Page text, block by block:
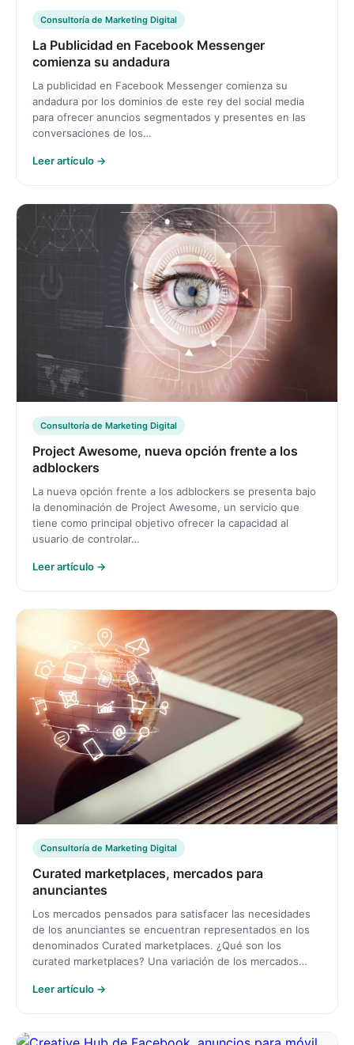
Consultoría de Marketing Digital
La Publicidad en Facebook Messenger
comienza su andadura
La publicidad en Facebook Messenger comienza su
andadura por los dominios de este rey del social media
para ofrecer anuncios segmentados y presentes en las
conversaciones de los…
Leer artículo →
Consultoría de Marketing Digital
Project Awesome, nueva opción frente a los
adblockers
La nueva opción frente a los adblockers se presenta bajo
la denominación de Project Awesome, un servicio que
tiene como principal objetivo ofrecer la capacidad al
usuario de controlar…
Leer artículo →
Consultoría de Marketing Digital
Curated marketplaces, mercados para
anunciantes
Los mercados pensados para satisfacer las necesidades
de los anunciantes se encuentran representados en los
denominados Curated marketplaces. ¿Qué son los
curated marketplaces? Una variación de los mercados…
Leer artículo →